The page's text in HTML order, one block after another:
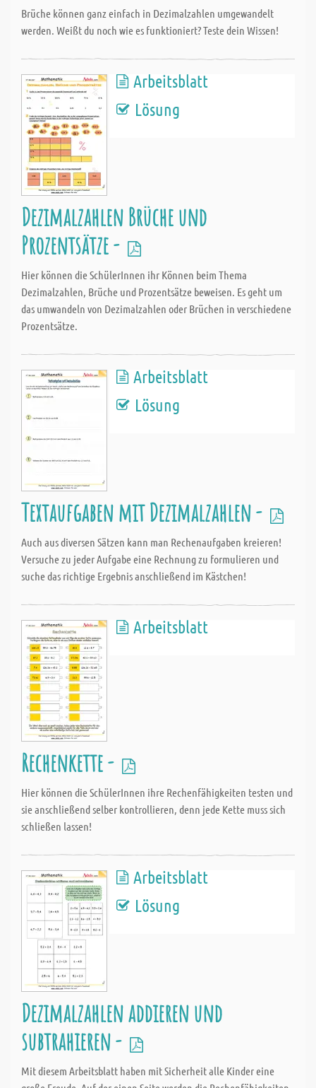
Brüche können ganz einfach in Dezimalzahlen umgewandelt
werden. Weißt du noch wie es funktioniert? Teste dein Wissen!
Arbeitsblatt
Lösung
Dezimalzahlen Brüche und
Prozentsätze -
Hier können die SchülerInnen ihr Können beim Thema
Dezimalzahlen, Brüche und Prozentsätze beweisen. Es geht um
das umwandeln von Dezimalzahlen oder Brüchen in verschiedene
Prozentsätze.
Arbeitsblatt
Lösung
Textaufgaben mit Dezimalzahlen -
Auch aus diversen Sätzen kann man Rechenaufgaben kreieren!
Versuche zu jeder Aufgabe eine Rechnung zu formulieren und
suche das richtige Ergebnis anschließend im Kästchen!
Arbeitsblatt
Rechenkette -
Hier können die SchülerInnen ihre Rechenfähigkeiten testen und
sie anschließend selber kontrollieren, denn jede Kette muss sich
schließen lassen!
Arbeitsblatt
Lösung
Dezimalzahlen addieren und
subtrahieren -
Mit diesem Arbeitsblatt haben mit Sicherheit alle Kinder eine